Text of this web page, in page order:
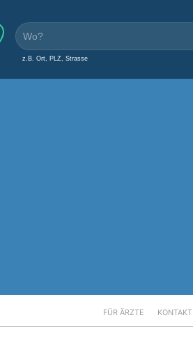
z.B. Ort, PLZ, Strasse
FÜR ÄRZTE KONTAKT